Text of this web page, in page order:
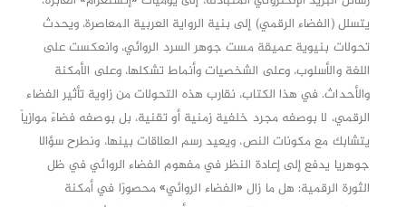
يتسلل (الفضاء الرقمي) إلى بنية الرواية العربية المعاصرة، ويحدث
تحولات بنيوية عميقة مست جوهر السرد الروائي، وانعكست على
اللغة والأسلوب، وعلى الشخصيات وأنماط تشكلها، وعلى الأمكنة
والأحداث. في هذا الكتاب، نقارب هذه التحولات من زاوية تأثير الفضاء
الرقمي، لا بوصفه مجرد خلفية زمنية أو تقنية، بل بوصفه فضاءً موازياً
يتشابك مع مكونات النص، ويعيد رسم العلاقات بينها، ونطرح سؤالا
جوهريا يدفع إلى إعادة النظر في مفهوم الفضاء الروائي في ظل
الثورة الرقمية: هل ما زال «الفضاء الروائي» محصورًا في أمكنة